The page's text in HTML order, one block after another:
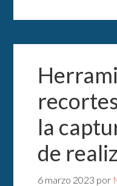
la
de
6 marzo 2023 por